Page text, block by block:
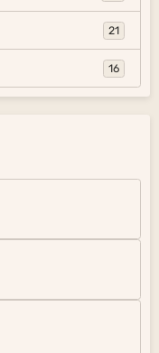
21
16